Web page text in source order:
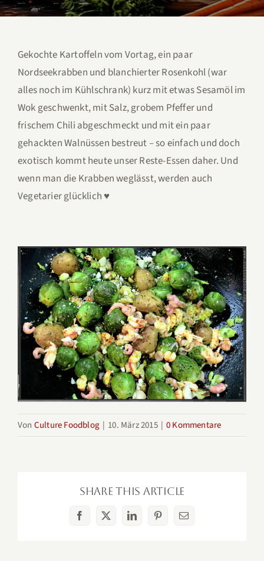
Gekochte Kartoffeln vom Vortag, ein paar
Nordseekrabben und blanchierter Rosenkohl (war
alles noch im Kühlschrank) kurz mit etwas Sesamöl im
Wok geschwenkt, mit Salz, grobem Pfeffer und
frischem Chili abgeschmeckt und mit ein paar
gehackten Walnüssen bestreut – so einfach und doch
exotisch kommt heute unser Reste-Essen daher. Und
wenn man die Krabben weglässt, werden auch
Vegetarier glücklich ♥
Von Culture Foodblog | 10. März 2015 | 0 Kommentare
Share This Article
Facebook
X LinkedInPinterest
E-